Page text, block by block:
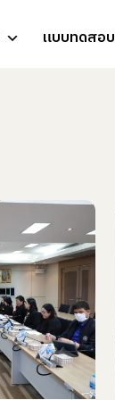
แบบทดสอบ